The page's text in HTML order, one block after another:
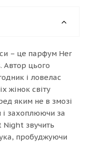
– це парфум Her
Автор цього
і ловелас
жінок світу
яким не в змозі
і захоплюючи за
звучить
пробуджуючи